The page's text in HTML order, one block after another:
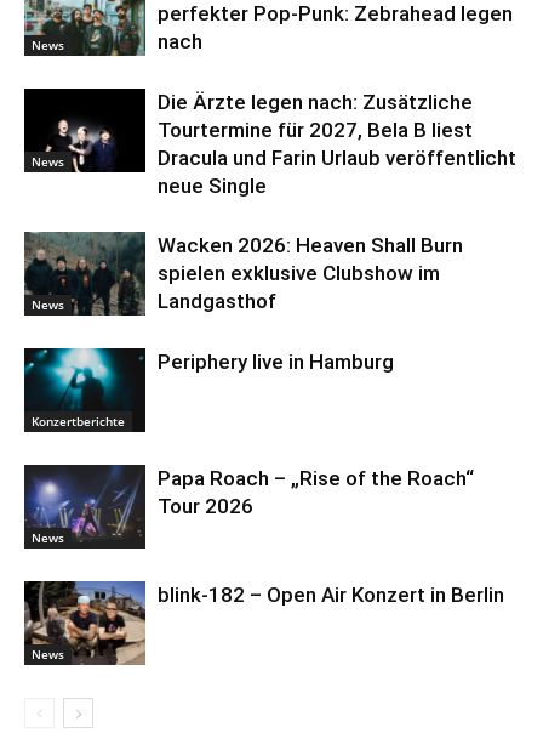
News
perfekter Pop-Punk: Zebrahead legen
nach
News
Die Ärzte legen nach: Zusätzliche
Tourtermine für 2027, Bela B liest
Dracula und Farin Urlaub veröffentlicht
neue Single
News
Wacken 2026: Heaven Shall Burn
spielen exklusive Clubshow im
Landgasthof
Konzertberichte
Periphery live in Hamburg
News
Papa Roach – „Rise of the Roach“
Tour 2026
News
blink-182 – Open Air Konzert in Berlin